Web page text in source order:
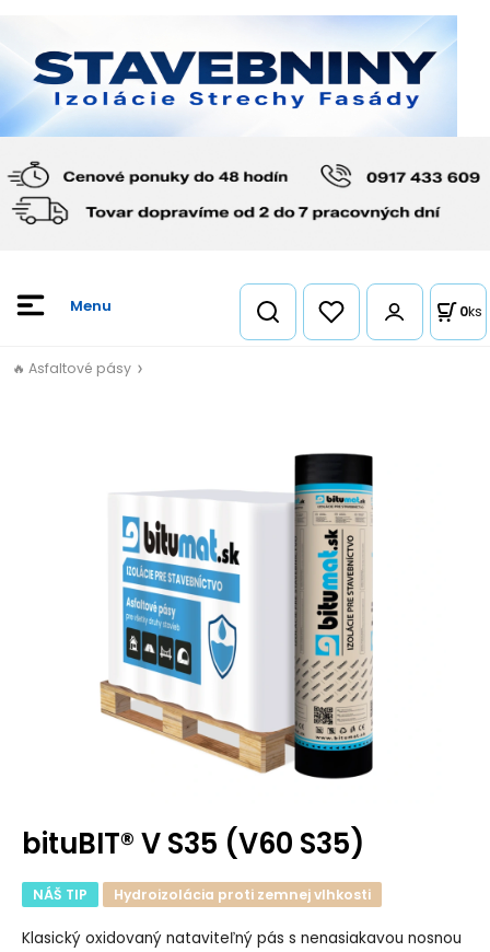
0ks
🔥 Asfaltové pásy
bituBIT® V S35 (V60 S35)
NÁŠ TIP Hydroizolácia proti zemnej vlhkosti
Klasický oxidovaný nataviteľný pás s nenasiakavou nosnou